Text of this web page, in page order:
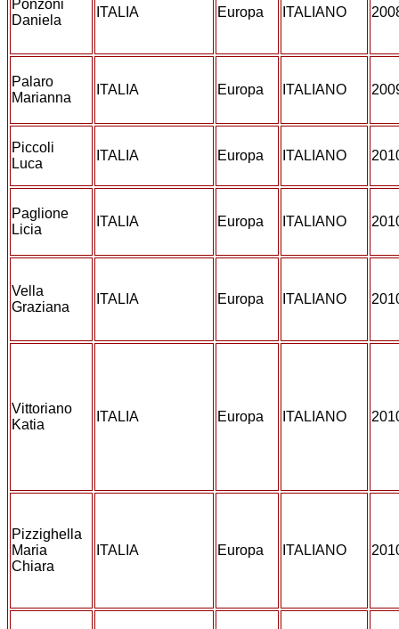
Ponzoni
Daniela
ITALIA Europa ITALIANO
Palaro
Marianna
ITALIA Europa ITALIANO
Piccoli
Luca
ITALIA Europa ITALIANO
Paglione
Licia
ITALIA Europa ITALIANO
Vella
Graziana
ITALIA Europa ITALIANO
Vittoriano
Katia
ITALIA Europa ITALIANO
Pizzighella
Maria
Chiara
ITALIA Europa ITALIANO